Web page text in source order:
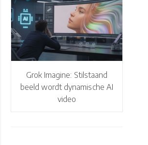
Grok Imagine: Stilstaand
beeld wordt dynamische AI
video